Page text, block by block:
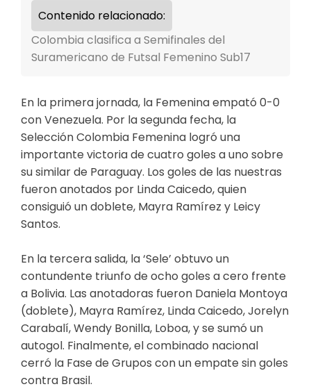
Contenido relacionado:
Colombia clasifica a Semifinales del
Suramericano de Futsal Femenino Sub17
En la primera jornada, la Femenina empató 0-0
con Venezuela. Por la segunda fecha, la
Selección Colombia Femenina logró una
importante victoria de cuatro goles a uno sobre
su similar de Paraguay. Los goles de las nuestras
fueron anotados por Linda Caicedo, quien
consiguió un doblete, Mayra Ramírez y Leicy
Santos.
En la tercera salida, la ‘Sele’ obtuvo un
contundente triunfo de ocho goles a cero frente
a Bolivia. Las anotadoras fueron Daniela Montoya
(doblete), Mayra Ramírez, Linda Caicedo, Jorelyn
Carabalí, Wendy Bonilla, Loboa, y se sumó un
autogol. Finalmente, el combinado nacional
cerró la Fase de Grupos con un empate sin goles
contra Brasil.